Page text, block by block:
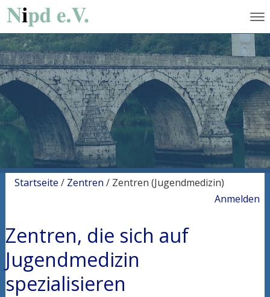
Startseite / Zentren / Zentren (Jugendmedizin)
Anmelden
Zentren, die sich auf
Jugendmedizin
spezialisieren